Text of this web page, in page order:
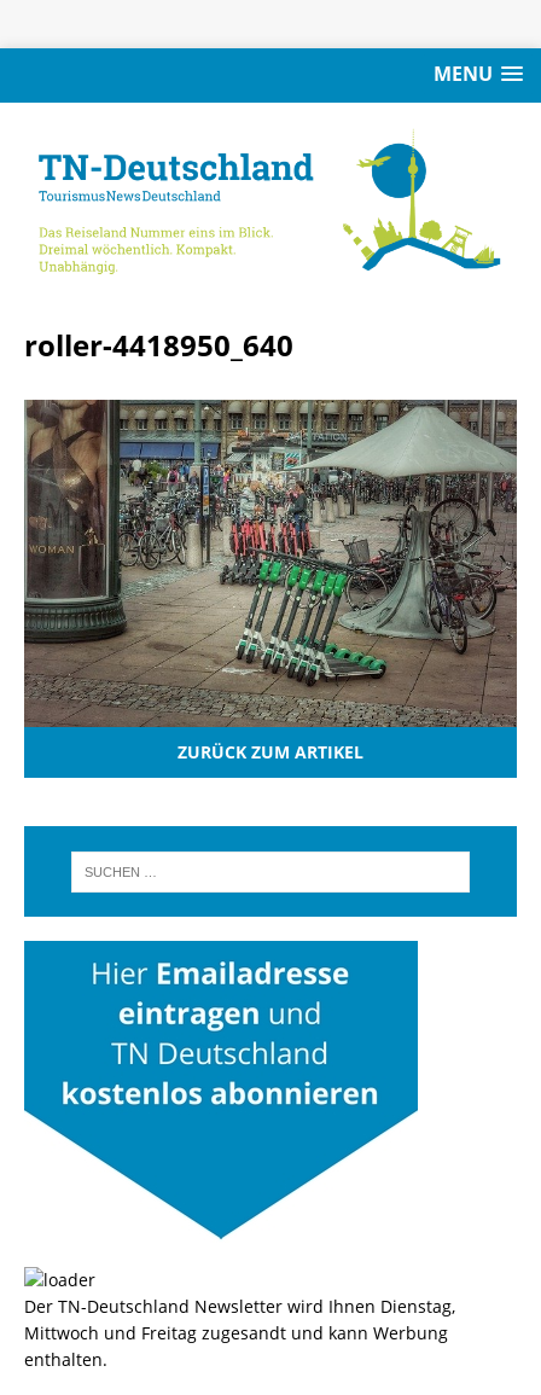
MENU
roller-4418950_640
ZURÜCK ZUM ARTIKEL
Der TN-Deutschland Newsletter wird Ihnen Dienstag,
Mittwoch und Freitag zugesandt und kann Werbung
enthalten.